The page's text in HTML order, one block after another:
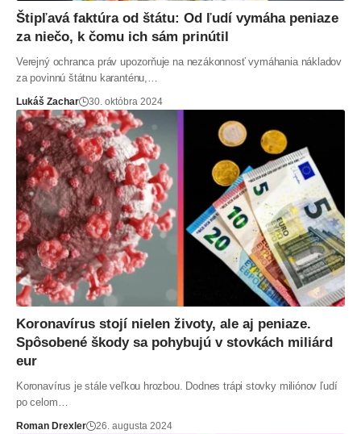
Štipľavá faktúra od štátu: Od ľudí vymáha peniaze
za niečo, k čomu ich sám prinútil
Verejný ochranca práv upozorňuje na nezákonnosť vymáhania nákladov
za povinnú štátnu karanténu,…
Lukáš Zachar 30. októbra 2024
Koronavírus stojí nielen životy, ale aj peniaze.
Spôsobené škody sa pohybujú v stovkách miliárd
eur
Koronavírus je stále veľkou hrozbou. Dodnes trápi stovky miliónov ľudí
po celom…
Roman Drexler 26. augusta 2024